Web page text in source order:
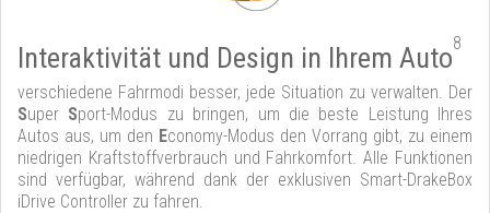
Interaktivität und Design in Ihrem Auto8
verschiedene Fahrmodi besser, jede Situation zu verwalten. Der
Super Sport-Modus zu bringen, um die beste Leistung Ihres
Autos aus, um den Economy-Modus den Vorrang gibt, zu einem
niedrigen Kraftstoffverbrauch und Fahrkomfort. Alle Funktionen
sind verfügbar, während dank der exklusiven Smart-DrakeBox
iDrive Controller zu fahren.